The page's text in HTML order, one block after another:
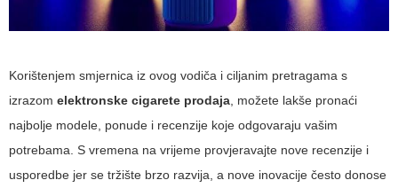
Korištenjem smjernica iz ovog vodiča i ciljanim pretragama s
izrazom elektronske cigarete prodaja , možete lakše pronaći
najbolje modele, ponude i recenzije koje odgovaraju vašim
potrebama. S vremena na vrijeme provjeravajte nove recenzije i
usporedbe jer se tržište brzo razvija, a nove inovacije često donose